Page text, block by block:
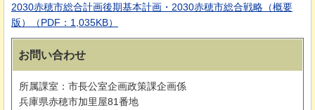
2030赤穂市総合計画後期基本計画・2030赤穂市総合戦略（概要
版）（PDF：1,035KB）
お問い合わせ
所属課室：市長公室企画政策課企画係
兵庫県赤穂市加里屋81番地